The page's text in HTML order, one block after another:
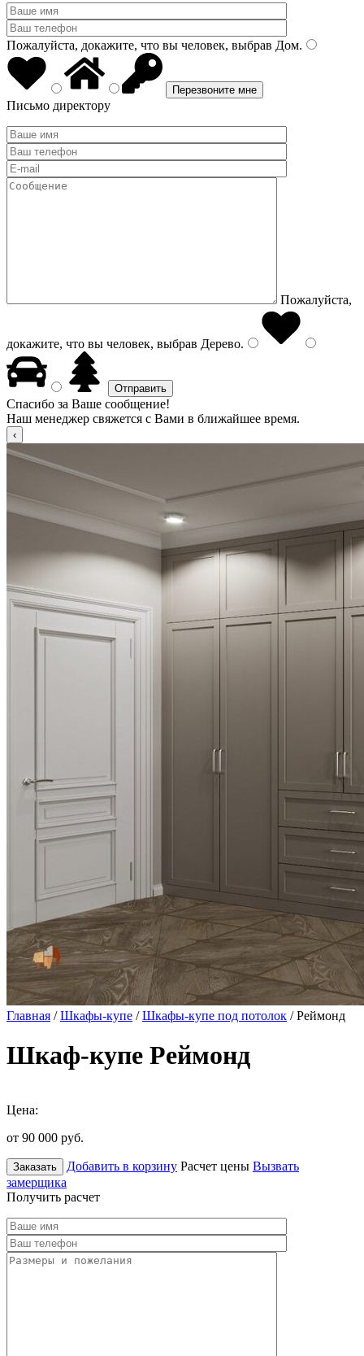
Пожалуйста, докажите, что вы человек, выбрав Дом.
Письмо директору
Пожалуйста,
докажите, что вы человек, выбрав Дерево.
Спасибо за Ваше сообщение!
Наш менеджер свяжется с Вами в ближайшее время.
Главная /Шкафы-купе /Шкафы-купе под потолок / Реймонд
Шкаф-купе Реймонд
Цена:
от 90 000 руб.
Заказать Добавить в корзину Расчет цены Вызвать
замерщика
Получить расчет